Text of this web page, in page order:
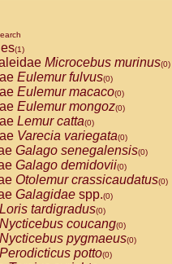
Cebus capucinus
Cebus nigrivittatus
Cebus spp.(0)
Saimiri boliviensis(0)
Saimiri sciureus(0)
Alouatta caraya(0)
Alouatta fusca(0)
Alouatta seniculus(0)
Alouattaspp.(0)
Ateles belzebuth(0)
Ateles geoffroyi(0)
Ateles paniscus(0)
Atelesspp.(0)
Lagothrix lagothricha(0)
Lagothrix lagothricha cana
Cacajao calvus
(1)
Microcebus murinus(0)
Eulemur fulvus(0)
Eulemur macaco(0)
Eulemur mongoz(0)
Lemur catta(0)
Varecia variegata(0)
Galago senegalensis(0)
Galago demidovii(0)
Otolemur crassicaudatus(0)
Galagidae spp.(0)
Loris tardigradus(0)
Nycticebus coucang(0)
Nycticebus pygmaeus(0)
Perodicticus potto(0)